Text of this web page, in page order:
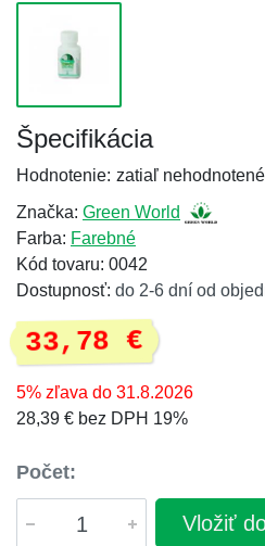
Špecifikácia
Hodnotenie: zatiaľ
Značka: Green World
Farba: Farebné
Kód tovaru: 0042
Dostupnosť: do 2-6 dní od
33,78 €
5% zľava do 31.8.2026
28,39 € bez DPH 19%
Počet:
Vložiť